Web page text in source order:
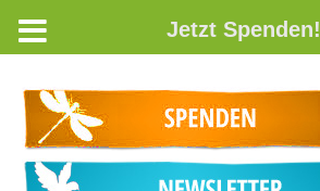
Jetzt Spenden!